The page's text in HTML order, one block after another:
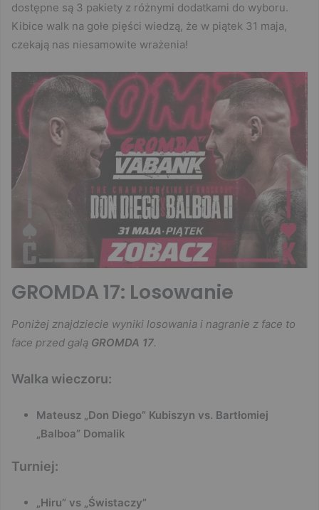
dostępne są 3 pakiety z różnymi dodatkami do wyboru.
Kibice walk na gołe pięści wiedzą, że w piątek 31 maja,
czekają nas niesamowite wrażenia!
GROMDA 17: Losowanie
Poniżej znajdziecie wyniki losowania i nagranie z face to
face przed galą GROMDA 17.
Walka wieczoru:
Mateusz „Don Diego” Kubiszyn vs. Bartłomiej
„Balboa” Domalik
Turniej:
„Hiru” vs „Świstaczy”